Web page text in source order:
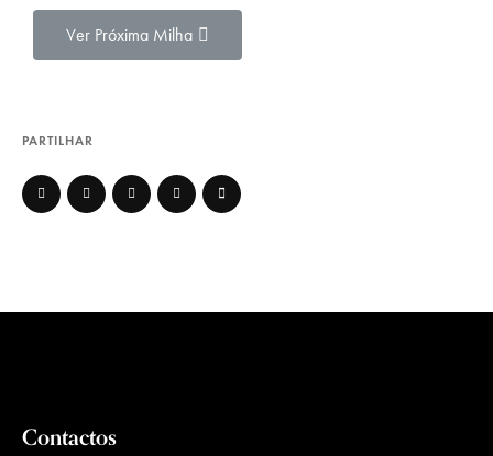
Ver Próxima Milha
PARTILHAR
Contactos